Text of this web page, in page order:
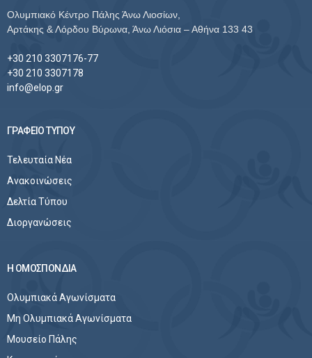
Ολυμπιακό Κέντρο Πάλης Άνω Λιοσίων,
Αρτάκης & Λόρδου Βύρωνα, Άνω Λιόσια – Αθήνα 133 43
+30 210 3307176-77
+30 210 3307178
info@elop.gr
ΓΡΑΦΕΙΟ ΤΥΠΟΥ
Τελευταία Νέα
Ανακοινώσεις
Δελτία Τύπου
Διοργανώσεις
Η ΟΜΟΣΠΟΝΔΙΑ
Ολυμπιακά Αγωνίσματα
Μη Ολυμπιακά Αγωνίσματα
Μουσείο Πάλης